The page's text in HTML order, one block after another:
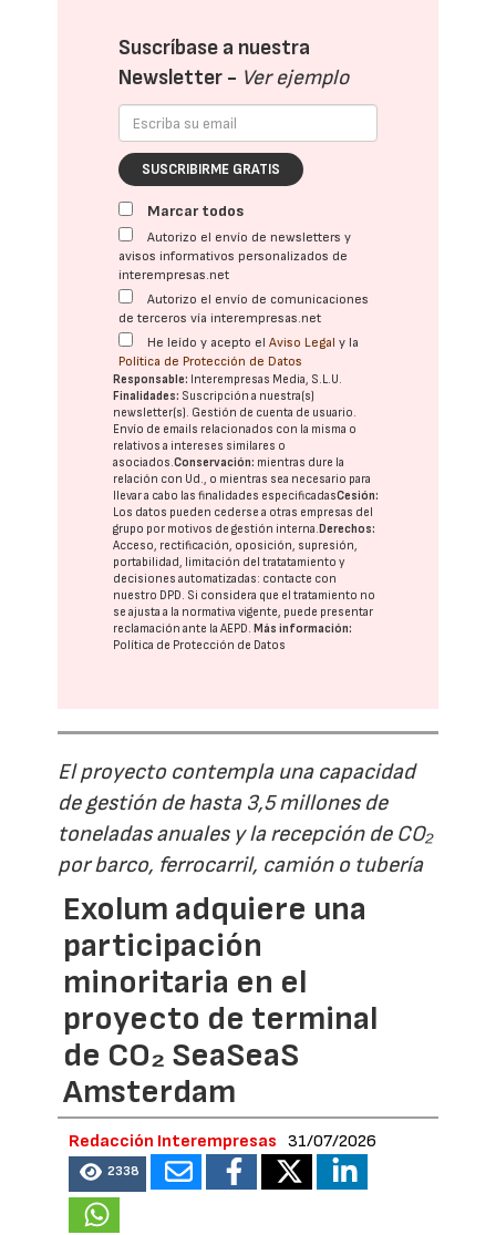
Suscríbase a nuestra
Newsletter - Ver ejemplo
SUSCRIBIRME GRATIS
Marcar todos
Autorizo el envío de newsletters y
avisos informativos personalizados de
interempresas.net
Autorizo el envío de comunicaciones
de terceros vía interempresas.net
He leído y acepto elAviso Legal y la
Política de Protección de Datos
Responsable: Interempresas Media, S.L.U.
Finalidades: Suscripción a nuestra(s)
newsletter(s). Gestión de cuenta de usuario.
Envío de emails relacionados con la misma o
relativos a intereses similares o
asociados.Conservación: mientras dure la
relación con Ud., o mientras sea necesario para
llevar a cabo las finalidades especificadasCesión:
Los datos pueden cederse a otras empresas del
grupo por motivos de gestión interna. Derechos:
Acceso, rectificación, oposición, supresión,
portabilidad, limitación del tratatamiento y
decisiones automatizadas: contacte con
nuestro DPD. Si considera que el tratamiento no
se ajusta a la normativa vigente, puede presentar
reclamación ante laAEPD. Más información:
Política de Protección de Datos
El proyecto contempla una capacidad
de gestión de hasta 3,5 millones de
toneladas anuales y la recepción de CO₂
por barco, ferrocarril, camión o tubería
Exolum adquiere una
participación
minoritaria en el
proyecto de terminal
de CO₂ SeaSeaS
Amsterdam
Redacción Interempresas 31/07/2026
2338